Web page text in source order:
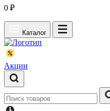
0 ₽
Каталог
Акции